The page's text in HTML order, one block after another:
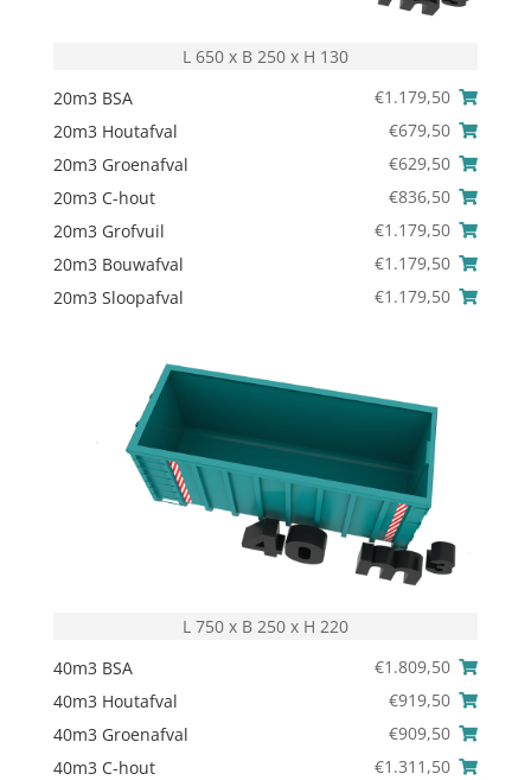
L 650 x B 250 x H 130
20m3 BSA
€1.179,50
20m3 Houtafval
€679,50
20m3 Groenafval
€629,50
20m3 C-hout
€836,50
20m3 Grofvuil
€1.179,50
20m3 Bouwafval
€1.179,50
20m3 Sloopafval
€1.179,50
L 750 x B 250 x H 220
40m3 BSA
€1.809,50
40m3 Houtafval
€919,50
40m3 Groenafval
€909,50
40m3 C-hout
€1.311,50